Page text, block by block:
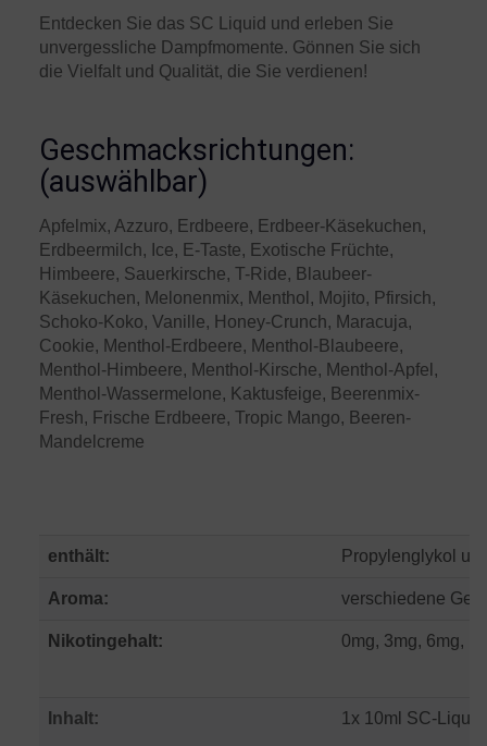
Entdecken Sie das SC Liquid und erleben Sie
unvergessliche Dampfmomente. Gönnen Sie sich
die Vielfalt und Qualität, die Sie verdienen!
Geschmacksrichtungen:
(auswählbar)
Apfelmix, Azzuro, Erdbeere, Erdbeer-Käsekuchen,
Erdbeermilch, Ice, E-Taste, Exotische Früchte,
Himbeere, Sauerkirsche, T-Ride, Blaubeer-
Käsekuchen, Melonenmix, Menthol, Mojito, Pfirsich,
Schoko-Koko, Vanille, Honey-Crunch, Maracuja,
Cookie, Menthol-Erdbeere, Menthol-Blaubeere,
Menthol-Himbeere, Menthol-Kirsche, Menthol-Apfel,
Menthol-Wassermelone, Kaktusfeige, Beerenmix-
Fresh, Frische Erdbeere, Tropic Mango, Beeren-
Mandelcreme
enthält: Propylenglykol
Aroma: verschiedene
Nikotingehalt: 0mg, 3mg, 6mg,
Inhalt: 1x 10ml SC-